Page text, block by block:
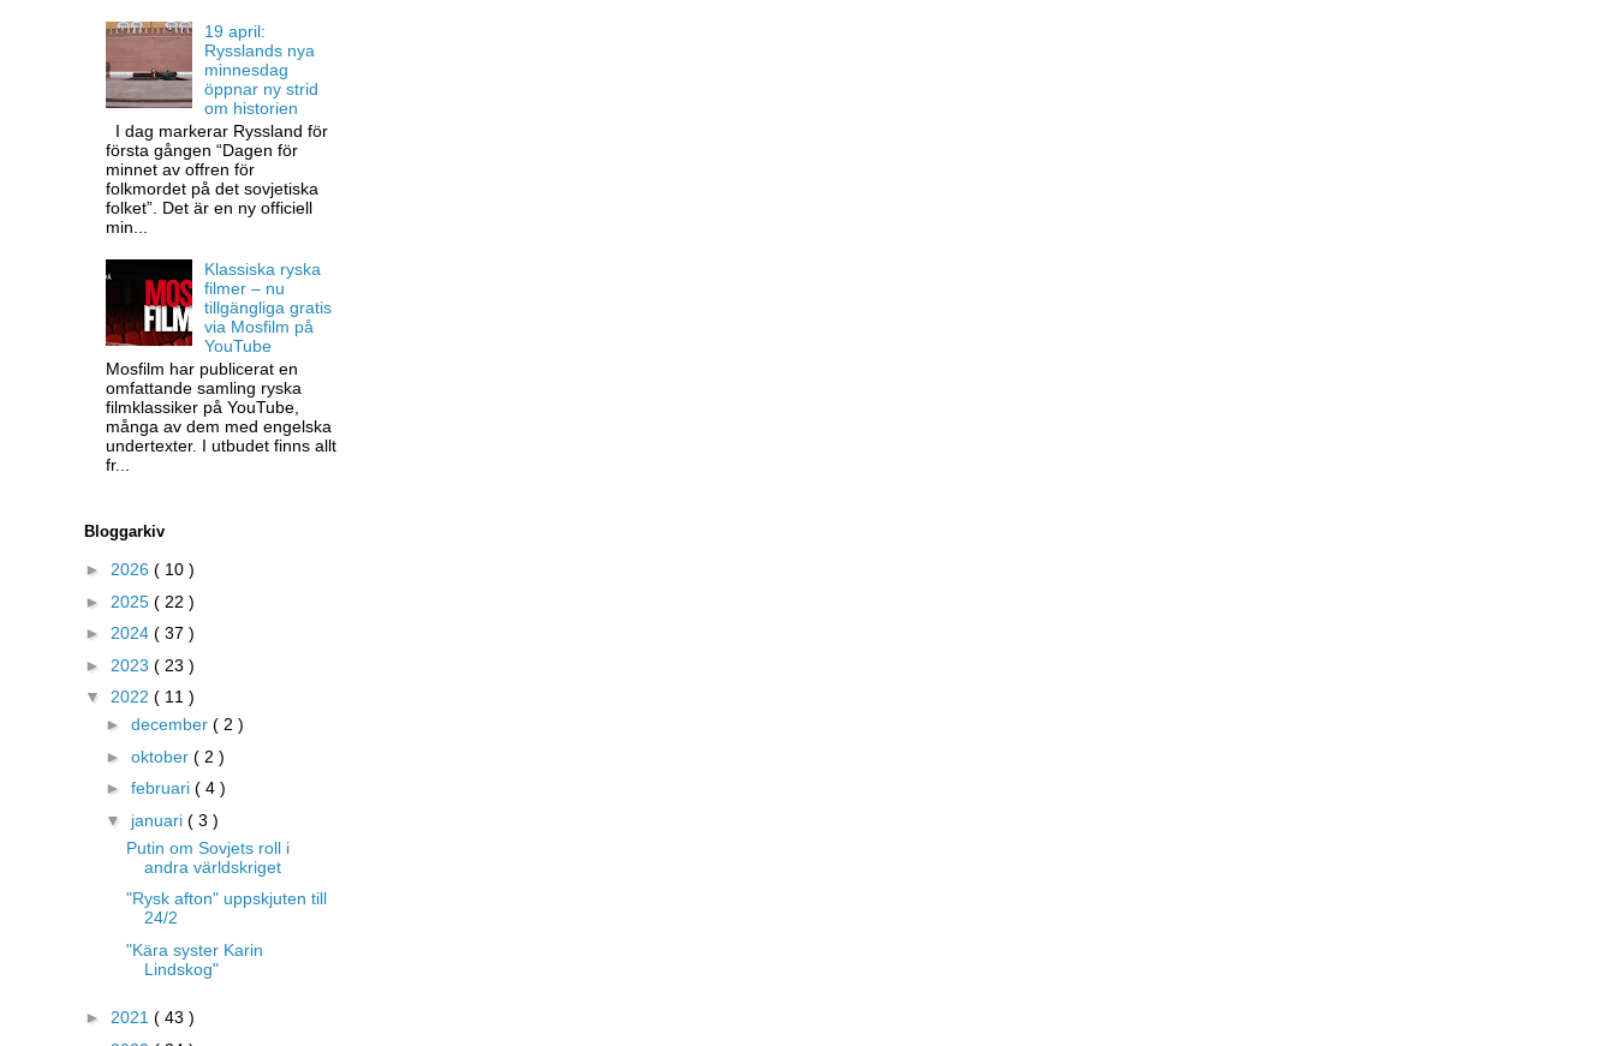
19 april:
Rysslands nya
minnesdag
öppnar ny strid
om historien
I dag markerar Ryssland för
första gången “Dagen för
minnet av offren för
folkmordet på det sovjetiska
folket”. Det är en ny officiell
min...
Klassiska ryska
filmer – nu
tillgängliga gratis
via Mosfilm på
YouTube
Mosfilm har publicerat en
omfattande samling ryska
filmklassiker på YouTube,
många av dem med engelska
undertexter. I utbudet finns allt
fr...
Bloggarkiv
► 2026 ( 10 )
► 2025 ( 22 )
► 2024 ( 37 )
► 2023 ( 23 )
▼ 2022 ( 11 )
► december ( 2 )
► oktober ( 2 )
► februari ( 4 )
▼ januari ( 3 )
Putin om Sovjets roll i
andra världskriget
"Rysk afton" uppskjuten till
24/2
"Kära syster Karin
Lindskog"
► 2021 ( 43 )